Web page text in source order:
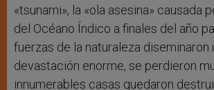
«tsunami», la «ola asesina» causada
del Océano Índico a finales del año
fuerzas de la naturaleza diseminaron
devastación enorme, se perdieron
innumerables casas quedaron